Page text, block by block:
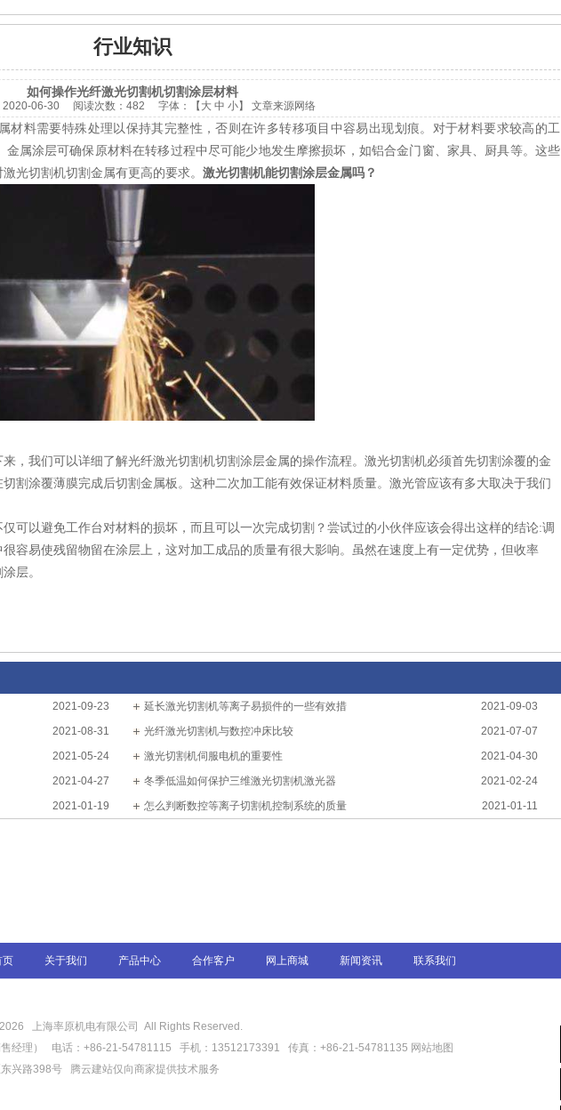
行业知识
如何操作光纤激光切割机切割涂层材料
2020-06-30 阅读次数： 482 字体：【 大 中 小】 文章来源网络
材料需要特殊处理以保持其完整性，否则在许多转移项目中容易出现划痕。对于材料要求较高的工
属涂层可确保原材料在转移过程中尽可能少地发生摩擦损坏，如铝合金门窗、家具、厨具等。这些
光切割机切割金属有更高的要求。 激光切割机能切割涂层金属吗？
，我们可以详细了解光纤激光切割机切割涂层金属的操作流程。激光切割机必须首先切割涂覆的金
割涂覆薄膜完成后切割金属板。这种二次加工能有效保证材料质量。激光管应该有多大取决于我们
可以避免工作台对材料的损坏，而且可以一次完成切割？尝试过的小伙伴应该会得出这样的结论:调
容易使残留物留在涂层上，这对加工成品的质量有很大影响。虽然在速度上有一定优势，但收率
层。
2021-09-23 2021-09-03
延长激光切割机等离子易损件的一些有效措
2021-08-31
2021-07-07
光纤激光切割机与数控冲床比较
2021-05-24
2021-04-30
激光切割机伺服电机的重要性
2021-04-27
2021-02-24
冬季低温如何保护三维激光切割机激光器
2021-01-19
2021-01-11
怎么判断数控等离子切割机控制系统的质量
页 关于我们 产品中心 合作客户 网上商城 新闻资讯 联系我们
2026
上海率原机电有限公司 All Rights Reserved.
售经理） 电话：+86-21-54781115 手机：13512173391 传真：+86-21-54781135 网站地图
兴路398号
腾云建站仅向商家提供技术服务